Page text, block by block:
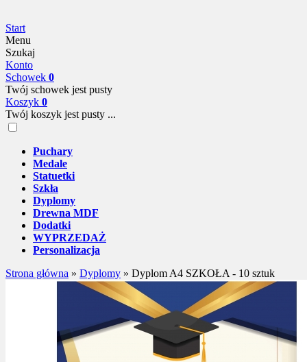
Start
Menu
Szukaj
Konto
Schowek 0
Twój schowek jest pusty
Koszyk 0
Twój koszyk jest pusty ...
Puchary
Medale
Statuetki
Szkła
Dyplomy
Drewna MDF
Dodatki
WYPRZEDAŻ
Personalizacja
Strona główna » Dyplomy » Dyplom A4 SZKOŁA - 10 sztuk